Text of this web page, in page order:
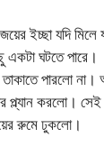
ইচ্ছা যদি
একটা ঘটতে পারে।
তাকাতে পারলো
প্ল্যান করলো।
রুমে ঢুকলো।